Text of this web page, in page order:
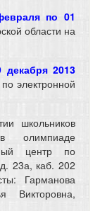
по 01
области на
декабря 2013
электронной
школьников
в олимпиаде
центр по
23а, каб. 202
Гарманова
Викторовна,